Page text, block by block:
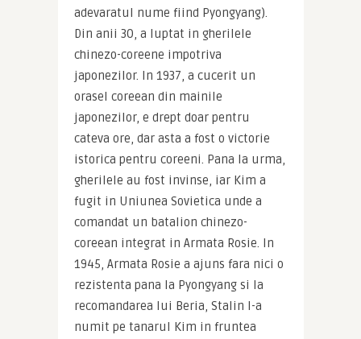
adevaratul nume fiind Pyongyang).
Din anii 30, a luptat in gherilele
chinezo-coreene impotriva
japonezilor. In 1937, a cucerit un
orasel coreean din mainile
japonezilor, e drept doar pentru
cateva ore, dar asta a fost o victorie
istorica pentru coreeni. Pana la urma,
gherilele au fost invinse, iar Kim a
fugit in Uniunea Sovietica unde a
comandat un batalion chinezo-
coreean integrat in Armata Rosie. In
1945, Armata Rosie a ajuns fara nici o
rezistenta pana la Pyongyang si la
recomandarea lui Beria, Stalin l-a
numit pe tanarul Kim in fruntea